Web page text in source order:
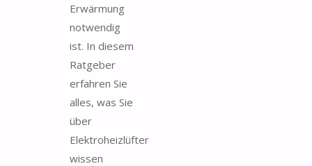
Erwärmung
notwendig
ist. In diesem
Ratgeber
erfahren Sie
alles, was Sie
über
Elektroheizlüfter
wissen